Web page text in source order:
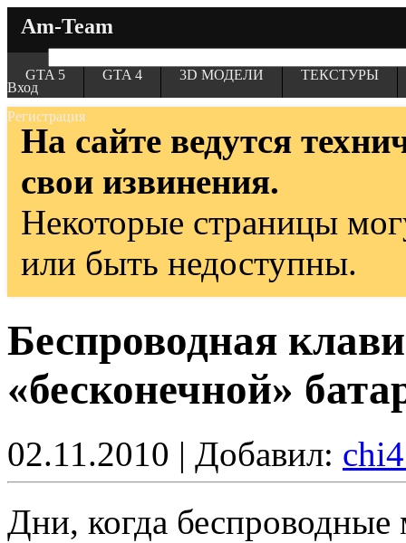
Am-Team
Вход
Регистрация
GTA 5 GTA 4 3D МОДЕЛИ ТЕКСТУРЫ
На сайте ведутся
свои извинения.
Некоторые страницы
или быть недоступны.
Беспроводная
«бесконечной»
02.11.2010 | Добавил:
Дни, когда